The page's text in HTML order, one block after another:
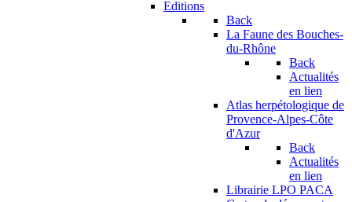
Editions
Back
La Faune des Bouches-
du-Rhône
Back
Actualités
en lien
Atlas herpétologique de
Provence-Alpes-Côte
d'Azur
Back
Actualités
en lien
Librairie LPO PACA